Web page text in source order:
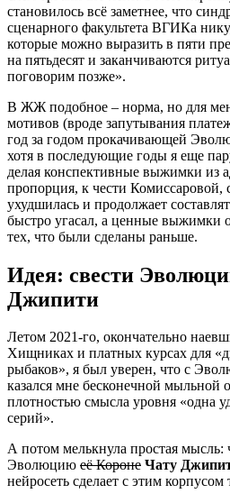
становилось всё заметнее, что
сценарного факультета ВГИКа
которые можно выразить в пяти
на пятьдесят и заканчиваются
поговорим позже».
В ЖЖ подобное – норма, но для
мотивов (вроде запутывания
год за годом прокачивающей
хотя в последующие годы я еще
делая конспективные выжимки из
пропорция, к чести Комиссаровой,
ухудшилась и продолжает
быстро угасал, а ценные выжимки
тех, что были сделаны раньше.
Идея: свести
Джипити
Летом 2021-го, окончательно
Хищниках и платных курсах для
рыбаков», я был уверен, что с
казался мне бесконечной мыльной
плотностью смысла уровня «одна
серий».
А потом мелькнула простая мысль:
Эволюцию её Короне Чату
нейросеть сделает с этим корпусом